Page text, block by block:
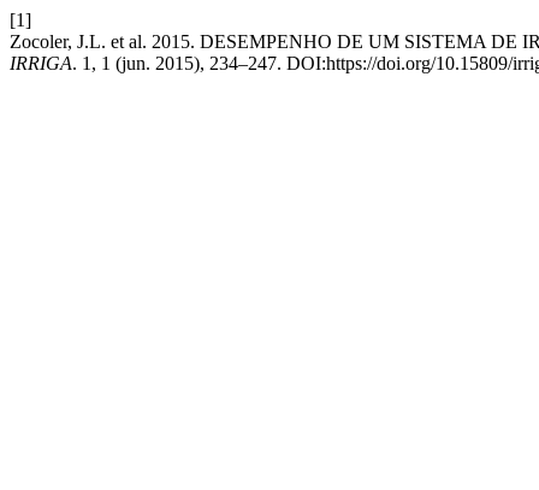
[1]
Zocoler, J.L. et al. 2015. DESEMPENHO DE UM SISTEMA
IRRIGA. 1, 1 (jun. 2015), 234–247. DOI:https://doi.org/10.15809/